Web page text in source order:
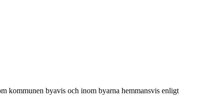
kommunen byavis och inom byarna hemmansvis enligt